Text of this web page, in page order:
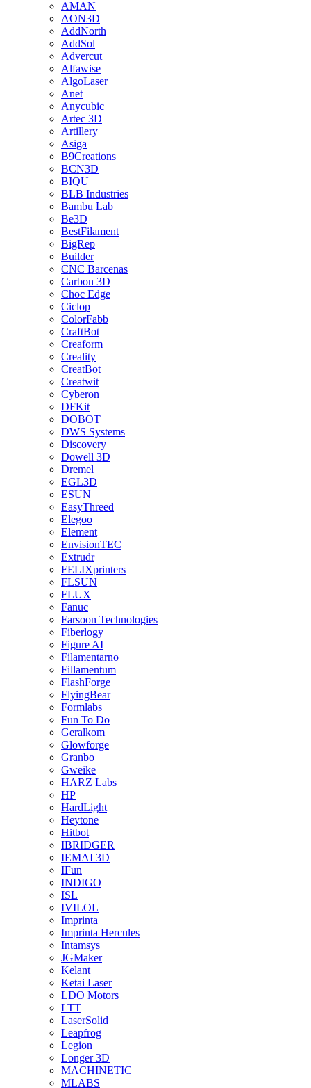
AMAN
AON3D
AddNorth
AddSol
Advercut
Alfawise
AlgoLaser
Anet
Anycubic
Artec 3D
Artillery
Asiga
B9Creations
BCN3D
BIQU
BLB Industries
Bambu Lab
Be3D
BestFilament
BigRep
Builder
CNC Barcenas
Carbon 3D
Choc Edge
Ciclop
ColorFabb
CraftBot
Creaform
Creality
CreatBot
Creatwit
Cyberon
DFKit
DOBOT
DWS Systems
Discovery
Dowell 3D
Dremel
EGL3D
ESUN
EasyThreed
Elegoo
Element
EnvisionTEC
Extrudr
FELIXprinters
FLSUN
FLUX
Fanuc
Farsoon Technologies
Fiberlogy
Figure AI
Filamentarno
Fillamentum
FlashForge
FlyingBear
Formlabs
Fun To Do
Geralkom
Glowforge
Granbo
Gweike
HARZ Labs
HP
HardLight
Heytone
Hitbot
IBRIDGER
IEMAI 3D
IFun
INDIGO
ISL
IVILOL
Imprinta
Imprinta Hercules
Intamsys
JGMaker
Kelant
Ketai Laser
LDO Motors
LTT
LaserSolid
Leapfrog
Legion
Longer 3D
MACHINETIC
MLABS